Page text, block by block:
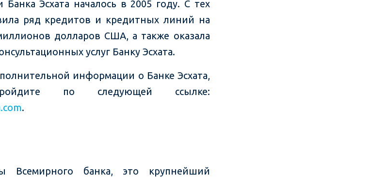
Банка Эсхата началось в 2005 году. С тех
ряд кредитов и кредитных линий на
долларов США, а также оказала
услуг Банку Эсхата.
информации о Банке Эсхата,
по следующей ссылке:
.
Всемирного банка, это крупнейший